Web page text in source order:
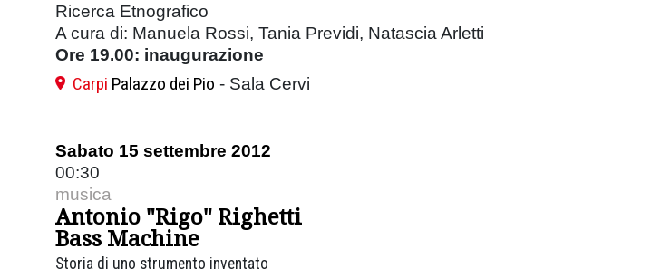
Ricerca Etnografico
A cura di: Manuela Rossi, Tania Previdi, Natascia Arletti
Ore 19.00: inaugurazione
Carpi Palazzo dei Pio - Sala Cervi
Sabato 15 settembre 2012
00:30
musica
Antonio "Rigo" Righetti
Bass Machine
Storia di uno strumento inventato